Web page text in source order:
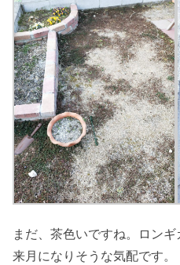
まだ、茶色いですね。ロン
来月になりそうな気配です。